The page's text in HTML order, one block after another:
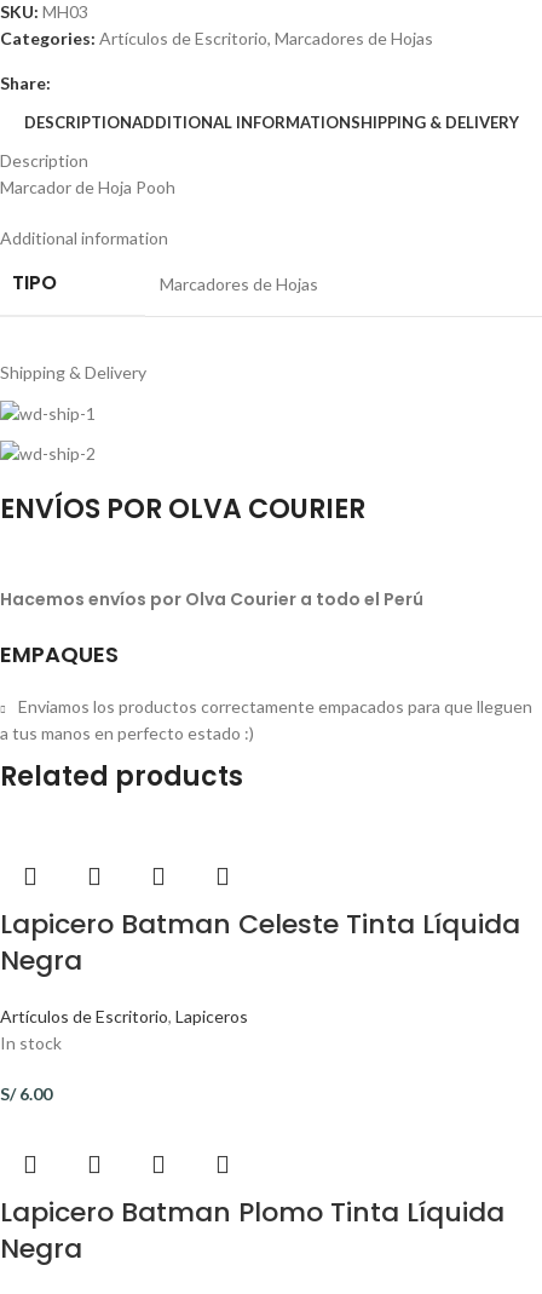
SKU: MH03
Categories: Artículos de Escritorio, Marcadores de Hojas
Share:
DESCRIPTIONADDITIONAL INFORMATIONSHIPPING & DELIVERY
Description
Marcador de Hoja Pooh
Additional information
TIPO Marcadores de Hojas
Shipping & Delivery
ENVÍOS POR OLVA COURIER
Hacemos envíos por Olva Courier a todo el Perú
EMPAQUES
Enviamos los productos correctamente empacados para que lleguen
a tus manos en perfecto estado :)
Related products
Lapicero Batman Celeste Tinta Líquida
Negra
Artículos de Escritorio, Lapiceros
In stock
S/6.00
Lapicero Batman Plomo Tinta Líquida
Negra